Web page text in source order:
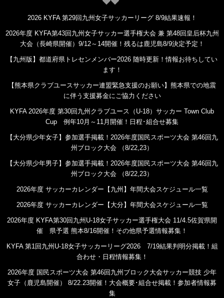
2026 KYFA 第29回九州女子サッカーリーグ 8/9結果速報！
2026年度 KYFA第43回九州女子サッカー選手権大会 兼 第48回皇后杯九州
大会（長崎県開催）9/12～14開催！残るは鹿児島8/9決定予定！
【九州版】都道府県トレセンメンバー2026 随時更新！情報お待ちしてい
ます！
【熊本県クラブユースサッカー連盟緊急支援のお願い】熊本県での地震
に伴う支援募金にご協力ください
KYFA 2026年度 第30回九州クラブユース（U-18）サッカー Town Club
Cup 例年10月～11月開催！日程･組合せ募集
【大分県少年女子】参加選手掲載！2026年度国民スポーツ大会 第46回九
州ブロック大会 （8/22,23）
【大分県少年男子】参加選手掲載！2026年度国民スポーツ大会 第46回九
州ブロック大会 （8/22,23）
2026年度 サッカーカレンダー【九州】年間大会スケジュール一覧
2026年度 サッカーカレンダー【大分】年間大会スケジュール一覧
2026年度 KYFA第30回九州U-18女子サッカー選手権大会 11/4.5佐賀県開
催 県予選 熊本8/16開催！その他県予選情報募集！
KYFA 第1回九州U-18女子サッカーリーグ2026 7/19結果判明分掲載！組
合わせ・日程情報募集！
2026年度 国民スポーツ大会 第46回九州ブロック大会サッカー競技 少年
女子（鹿児島開催） 8/22.23開催！大会概要･組合せ掲載！参加者情報募
集